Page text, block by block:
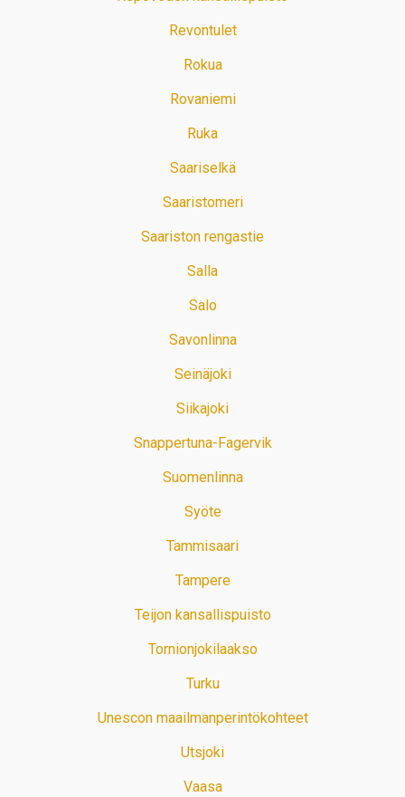
Revontulet
Rokua
Rovaniemi
Ruka
Saariselkä
Saaristomeri
Saariston rengastie
Salla
Salo
Savonlinna
Seinäjoki
Siikajoki
Snappertuna-Fagervik
Suomenlinna
Syöte
Tammisaari
Tampere
Teijon kansallispuisto
Tornionjokilaakso
Turku
Unescon maailmanperintökohteet
Utsjoki
Vaasa